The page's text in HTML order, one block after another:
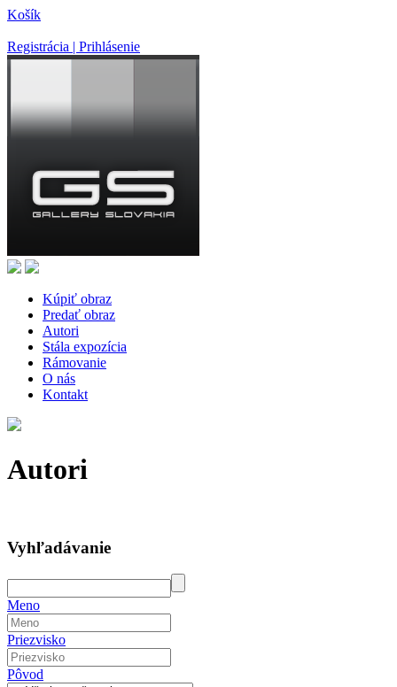
Košík
Registrácia | Prihlásenie
Kúpiť obraz
Predať obraz
Autori
Stála expozícia
Rámovanie
O nás
Kontakt
Autori
Vyhľadávanie
Meno
Priezvisko
Pôvod